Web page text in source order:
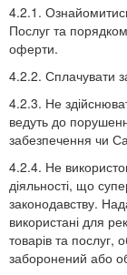
4.2.1.
Послуг та
оферти.
4.2.2. Сплачувати
4.2.3. Не
ведуть до
забезпечення чи
4.2.4. Не
діяльності, що
законодавству.
використані для
товарів та послуг,
заборонений або